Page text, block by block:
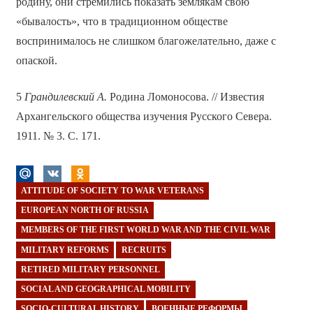
«бывалость», что в традиционном обществе
воспринималось не слишком благожелательно, даже с
опаской.
5 Грандилевский А. Родина Ломоносова. // Известия
Архангельского общества изучения Русского Севера.
1911. № 3. С. 171.
ATTITUDE OF SOCIETY TO WAR VETERANS
EUROPEAN NORTH OF RUSSIA
MEMBERS OF THE FIRST WORLD WAR AND THE CIVIL WAR
MILITARY REFORMS RECRUITS
RETIRED MILITARY PERSONNEL
SOCIAL AND GEOGRAPHICAL MOBILITY